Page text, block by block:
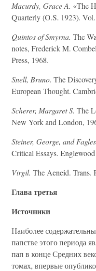
Macurdy, Grace A. «The
Quarterly (O.S. 1923).
Quintos of Smyrna. The
notes, Frederick M.
Press, 1968.
Snell, Bruno. The
European Thought.
Scherer, Margaret S. The
New York and London,
Steiner, George, and
Critical Essays.
Virgil. The Aeneid. Trans.
Глава третья
Источники
Наиболее
папстве этого периода
пап в конце Средних
томах, впервые